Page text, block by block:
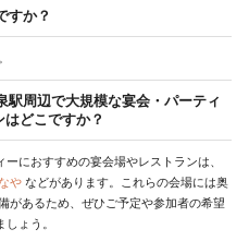
すか？
駅周辺で大規模な宴会・パーティ
どこですか？
におすすめの宴会場やレストランは、
や などがあります。これらの会場には奥
があるため、ぜひご予定や参加者の希望
ょう。